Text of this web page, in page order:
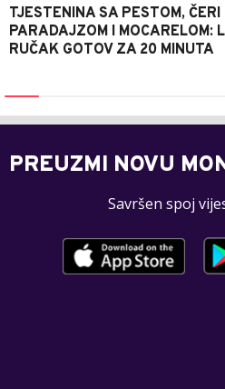
TJESTENINA SA PESTOM, ČERI
PARADAJZOM I MOCARELOM:
RUČAK GOTOV ZA 20 MINUTA
PREUZMI NOVU
Savršen spoj